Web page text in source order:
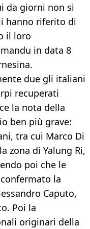
da giorni non si
hanno riferito di
il loro
in data 8
due gli italiani
recuperati
la nota della
ben più grave:
tra cui Marco Di
zona di Yalung Ri,
poi che le
la
Caputo,
Poi la
originari della